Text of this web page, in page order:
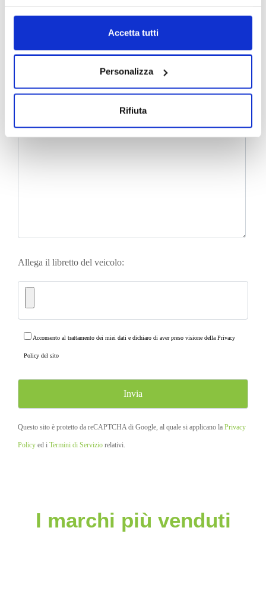
Accetta tutti
Personalizza
Rifiuta
Allega il libretto del veicolo:
Acconsento al trattamento dei miei dati e dichiaro di aver preso visione dellaPrivacy
Policy del sito
Questo sito è protetto da reCAPTCHA di Google, al quale si applicano la Privacy
Policy ed i Termini di Servizio relativi.
I marchi più venduti